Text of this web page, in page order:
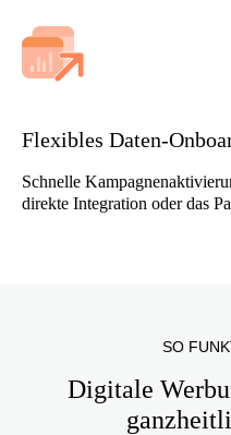
Flexibles Daten-
Schnelle
direkte Integration oder das
SO
Digitale